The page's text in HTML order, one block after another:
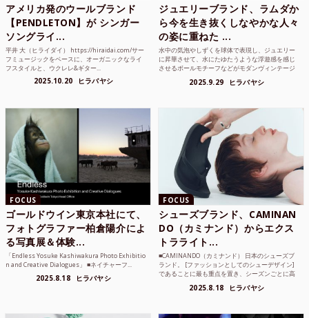
アメリカ発のウールブランド
【PENDLETON】が シンガー
ソングライ...
平井 大（ヒライダイ） https://hiraidai.com/サー
フミュージックをベースに、オーガニックなライ
フスタイルと、ウクレレ&ギター...
2025.10.20 ヒラバヤシ
ジュエリーブランド、ラムダか
ら今を生き抜くしなやかな人々
の姿に重ねた ...
水中の気泡やしずくを球体で表現し、ジュエリー
に昇華させて、水にたゆたうような浮遊感を感じ
させるボールモチーフなどがモダンヴィンテージ
2025.9.29 ヒラバヤシ
FOCUS
ゴールドウイン東京本社にて、
フォトグラファー柏倉陽介によ
る写真展＆体験...
「Endless Yosuke Kashiwakura Photo Exhibitio
n and Creative Dialogues」 ■ネイチャーフ...
2025.8.18 ヒラバヤシ
FOCUS
シューズブランド、CAMINAN
DO（カミナンド）からエクス
トラライト...
■CAMINANDO（カミナンド） 日本のシューズブ
ランド。 [ファッションとしてのシューデザイン]
であることに最も重点を置き、シーズンごとに高
2025.8.18 ヒラバヤシ